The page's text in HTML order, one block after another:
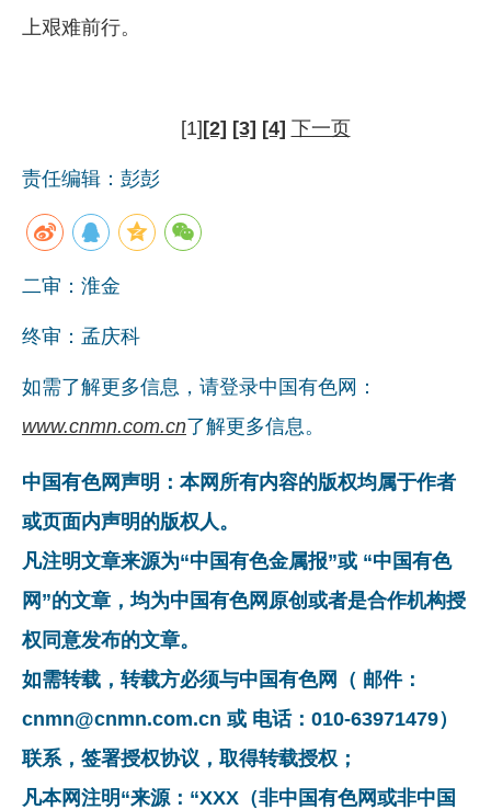
上艰难前行。
[1][2] [3] [4] 下一页
责任编辑：彭彭
二审：淮金
终审：孟庆科
如需了解更多信息，请登录中国有色网：
www.cnmn.com.cn了解更多信息。
中国有色网声明：本网所有内容的版权均属于作者
或页面内声明的版权人。
凡注明文章来源为“中国有色金属报”或 “中国有色
网”的文章，均为中国有色网原创或者是合作机构授
权同意发布的文章。
如需转载，转载方必须与中国有色网（ 邮件：
cnmn@cnmn.com.cn 或 电话：010-63971479）
联系，签署授权协议，取得转载授权；
凡本网注明“来源：“XXX（非中国有色网或非中国